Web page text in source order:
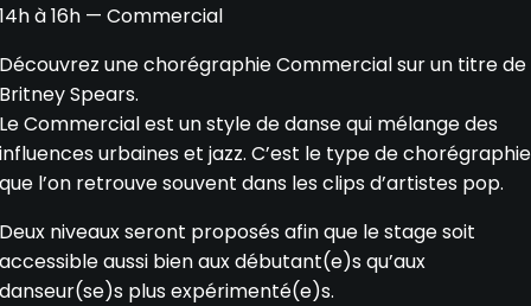
à 16h — Commercial
une chorégraphie Commercial sur un titre de
Spears.
Commercial est un style de danse qui mélange des
urbaines et jazz. C’est le type de chorégraphie
l’on retrouve souvent dans les clips d’artistes pop.
niveaux seront proposés afin que le stage soit
aussi bien aux débutant(e)s qu’aux
plus expérimenté(e)s.